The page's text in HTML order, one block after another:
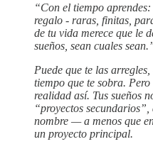
“Con el tiempo
regalo - raras, finitas,
de tu vida merece que le
sueños, sean cuales
Puede que te las
tiempo que te sobra.
realidad así. Tus sueños
“proyectos
nombre — a menos que
un proyecto principal.